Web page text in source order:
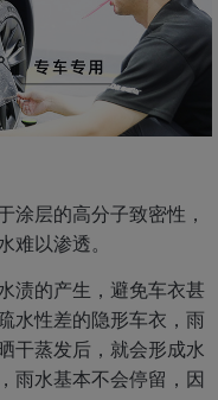
涂层的高分子致密性，
以渗透。
渍的产生，避免车衣甚
水性差的隐形车衣，雨
干蒸发后，就会形成水
雨水基本不会停留，因